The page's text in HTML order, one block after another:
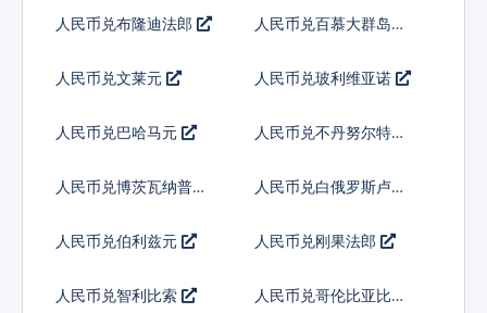
人民币兑布隆迪法郎 人民币兑百慕大群岛元
人民币兑文莱元 人民币兑玻利维亚诺
人民币兑巴哈马元
人民币兑不丹努尔特鲁
人民币兑博茨瓦纳普拉 人民币兑白俄罗斯卢布
人民币兑伯利兹元 人民币兑刚果法郎
人民币兑智利比索 人民币兑哥伦比亚比索